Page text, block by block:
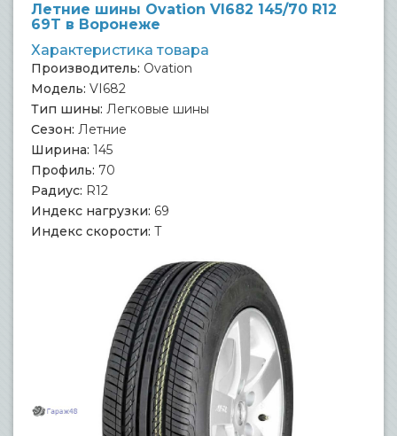
Летние шины Ovation VI682 145/70 R12
69T в Воронеже
Характеристика товара
Производитель: Ovation
Модель: VI682
Тип шины: Легковые шины
Сезон: Летние
Ширина: 145
Профиль: 70
Радиус: R12
Индекс нагрузки: 69
Индекс скорости: T